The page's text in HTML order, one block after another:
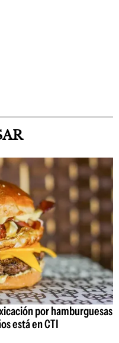
por hamburguesas
está en CTI